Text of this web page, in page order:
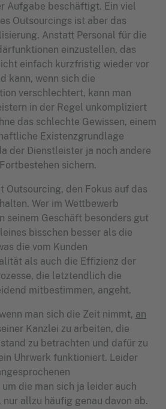
Aufgabe beschäftigt. Ein viel
Outsourcings ist aber das
Anstatt Personal für die
einzustellen, das
einfach kurzfristig wieder vor
kann, wenn sich die
verschlechtert, kann man
in der Regel unkompliziert
das schlechte Gewissen, einem
Existenzgrundlage
der Dienstleister ja noch andere
sichern.
Outsourcing, den Fokus auf das
Wer im Wettbewerb
seinem Geschäft besonders gut
bisschen besser als die
die vom Kunden
als auch die Effizienz der
die letztendlich die
mitbestimmen, angeht.
man sich die Zeit nimmt, an
Kanzlei zu arbeiten, die
zu betrachten und dafür zu
Uhrwerk funktioniert. Leider
die man sich ja leider auch
nur allzu häufig genau davon ab.